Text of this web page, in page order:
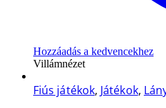
Hozzáadás a kedvencekhez
Villámnézet
Fiús játékok, Játékok,